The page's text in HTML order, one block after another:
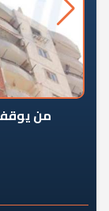
من يوقف